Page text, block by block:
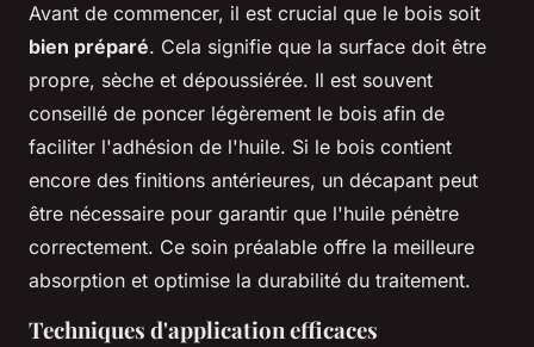
Avant de commencer, il est crucial que le bois soit
bien préparé. Cela signifie que la surface doit être
propre, sèche et dépoussiérée. Il est souvent
conseillé de poncer légèrement le bois afin de
faciliter l'adhésion de l'huile. Si le bois contient
encore des finitions antérieures, un décapant peut
être nécessaire pour garantir que l'huile pénètre
correctement. Ce soin préalable offre la meilleure
absorption et optimise la durabilité du traitement.
Techniques d'application efficaces